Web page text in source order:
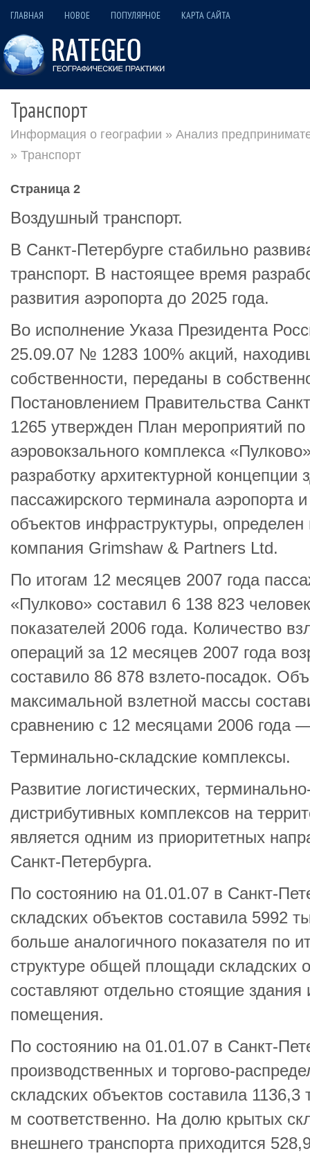
ГЛАВНАЯ НОВОЕ ПОПУЛЯРНОЕ КАРТА САЙТА
Транспорт
Информация о географии » Анализ
» Транспорт
Страница 2
Воздушный транспорт.
В Санкт-Петербурге стабильно
транспорт. В настоящее время
развития аэропорта до 2025 года.
Во исполнение Указа Президента
25.09.07 № 1283 100% акций,
собственности, переданы в
Постановлением Правительства
1265 утвержден План мероприятий по
аэровокзального комплекса
разработку архитектурной концепции
пассажирского терминала аэропорта
объектов инфраструктуры,
компания Grimshaw & Partners Ltd.
По итогам 12 месяцев 2007 года
«Пулково» составил 6 138 823
показателей 2006 года. Количество
операций за 12 месяцев 2007 года
составило 86 878 взлето-посадок.
максимальной взлетной массы
сравнению с 12 месяцами 2006 года
Терминально-складские комплексы.
Развитие логистических,
дистрибутивных комплексов на
является одним из приоритетных
Санкт-Петербурга.
По состоянию на 01.01.07 в Санкт-
складских объектов составила 5992
больше аналогичного показателя по
структуре общей площади складских
составляют отдельно стоящие
помещения.
По состоянию на 01.01.07 в Санкт-
производственных и торгово-
складских объектов составила
м соответственно. На долю крытых
внешнего транспорта приходится